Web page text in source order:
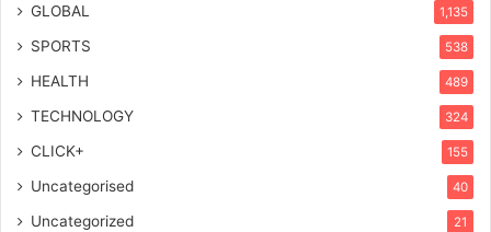
GLOBAL 1,135
SPORTS 538
HEALTH 489
TECHNOLOGY 324
CLICK+ 155
Uncategorised 40
Uncategorized 21